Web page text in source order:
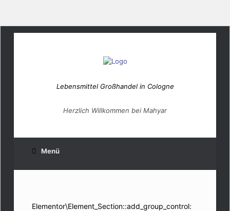
Lebensmittel Großhandel in Cologne
Herzlich Willkommen bei Mahyar
Menü
Elementor\Element_Section::add_group_control: